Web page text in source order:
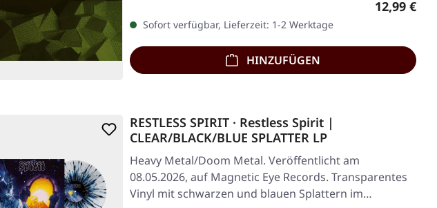
Regulärer
12,99 €
Sofort verfügbar, Lieferzeit: 1-2 Werktage
HINZUFÜGEN
RESTLESS SPIRIT · Restless Spirit |
CLEAR/BLACK/BLUE SPLATTER LP
Heavy Metal/Doom Metal. Veröffentlicht am
08.05.2026, auf Magnetic Eye Records. Transparentes
Vinyl mit schwarzen und blauen Splattern im…